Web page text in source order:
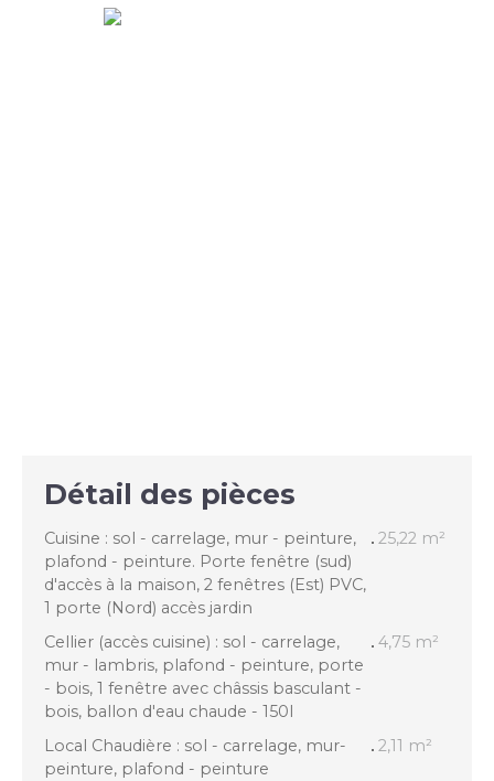
Détail des pièces
Cuisine : sol - carrelage, mur - peinture,
plafond - peinture. Porte fenêtre (sud)
d'accès à la maison, 2 fenêtres (Est) PVC,
1 porte (Nord) accès jardin
25,22 m²
Cellier (accès cuisine) : sol - carrelage,
mur - lambris, plafond - peinture, porte
- bois, 1 fenêtre avec châssis basculant -
bois, ballon d'eau chaude - 150l
4,75 m²
Local Chaudière : sol - carrelage, mur-
peinture, plafond - peinture
2,11 m²